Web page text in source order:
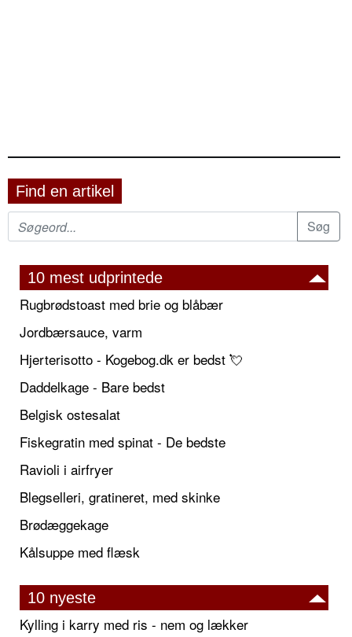
Find en artikel
10 mest udprintede
Rugbrødstoast med brie og blåbær
Jordbærsauce, varm
Hjerterisotto - Kogebog.dk er bedst 💘
Daddelkage - Bare bedst
Belgisk ostesalat
Fiskegratin med spinat - De bedste
Ravioli i airfryer
Blegselleri, gratineret, med skinke
Brødæggekage
Kålsuppe med flæsk
10 nyeste
Kylling i karry med ris - nem og lækker